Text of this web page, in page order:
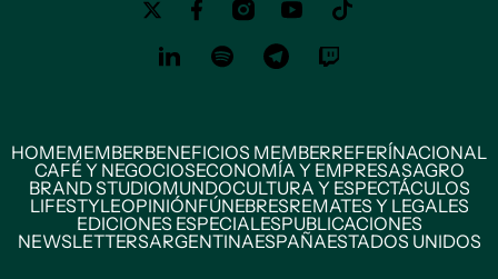
HOMEMEMBERBENEFICIOS MEMBERREFERÍNACIONAL
CAFÉ Y NEGOCIOSECONOMÍA Y EMPRESASAGRO
BRAND STUDIOMUNDOCULTURA Y ESPECTÁCULOS
LIFESTYLEOPINIÓNFÚNEBRESREMATES Y LEGALES
EDICIONES ESPECIALESPUBLICACIONES
NEWSLETTERSARGENTINAESPAÑAESTADOS UNIDOS